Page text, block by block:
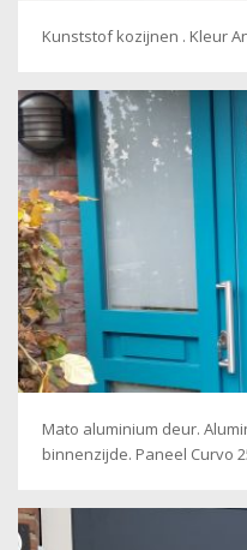
Kunststof kozijnen . Kleur
Mato aluminium deur.
binnenzijde. Paneel Curvo